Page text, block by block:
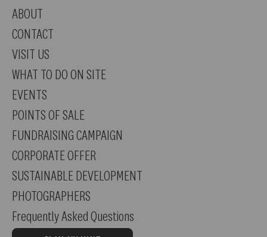
ABOUT
CONTACT
VISIT US
WHAT TO DO ON SITE
EVENTS
POINTS OF SALE
FUNDRAISING CAMPAIGN
CORPORATE OFFER
SUSTAINABLE DEVELOPMENT
PHOTOGRAPHERS
Frequently Asked Questions